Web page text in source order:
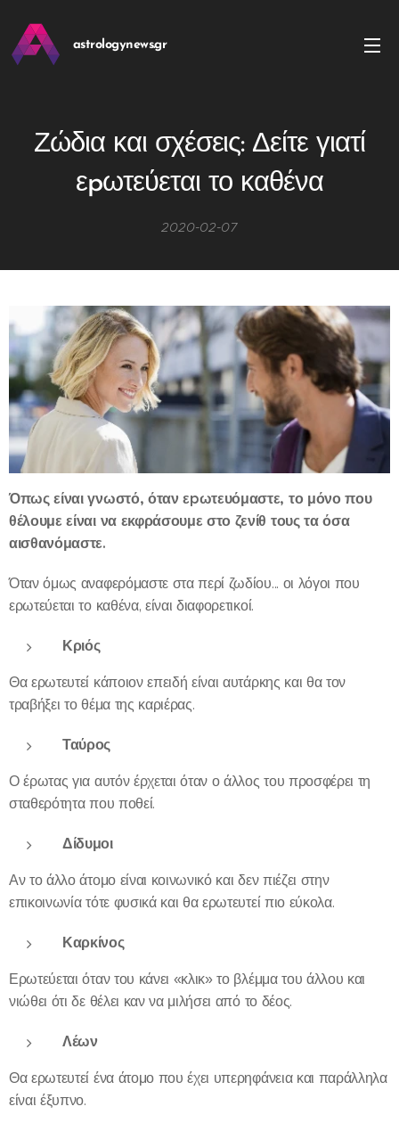
astrologynews.gr
Ζώδια και σχέσεις: Δείτε γιατί
εpωτεύεται το καθένα
2020-02-07
Όπως είναι γνωστό, όταν εpωτευόμαστε, το μόνο που
θέλουμε είναι να εκφράσουμε στο ζενίθ τους τα όσα
αισθανόμαστε.
Όταν όμως αναφερόμαστε στα περί ζωδίου... οι λόγοι που
ερωτεύεται το καθένα, είναι διαφορετικοί.
Κριός
Θα ερωτευτεί κάποιον επειδή είναι αυτάρκης και θα τον
τραβήξει το θέμα της καριέρας.
Ταύρος
Ο έρωτας για αυτόν έρχεται όταν ο άλλος του προσφέρει τη
σταθερότητα που ποθεί.
Δίδυμοι
Αν το άλλο άτομο είναι κοινωνικό και δεν πιέζει στην
επικοινωνία τότε φυσικά και θα ερωτευτεί πιο εύκολα.
Καρκίνος
Ερωτεύεται όταν του κάνει «κλικ» το βλέμμα του άλλου και
νιώθει ότι δε θέλει καν να μιλήσει από το δέος.
Λέων
Θα ερωτευτεί ένα άτομο που έχει υπερηφάνεια και παράλληλα
είναι έξυπνο.